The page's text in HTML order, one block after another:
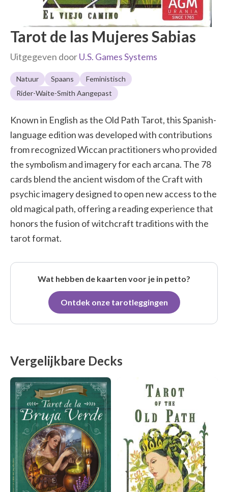
Tarot de las Mujeres Sabias
Uitgegeven doorU.S. Games Systems
Natuur Spaans
Feministisch
Rider-Waite-Smith Aangepast
Known in English as the Old Path Tarot, this Spanish-
language edition was developed with contributions
from recognized Wiccan practitioners who provided
the symbolism and imagery for each arcana. The 78
cards blend the ancient wisdom of the Craft with
psychic imagery designed to open new access to the
old magical path, offering a reading experience that
honors the fusion of witchcraft traditions with the
tarot format.
Wat hebben de kaarten voor je in petto?
Ontdek onze tarotleggingen
Vergelijkbare Decks